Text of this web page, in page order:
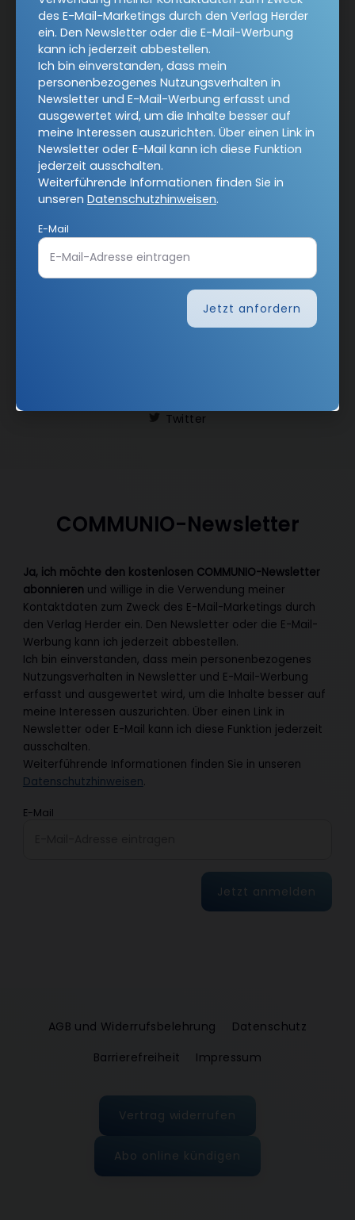
Angebote: RSS-Feeds
Verlag:
Theologie & Pastoral
Religion & Spiritualität
CHRIST IN DER GEGENWART
Herder Korrespondenz
einfach leben
Stimmen der Zeit
Gottesdienst
Ideenwerkstatt Gottesdienste
Anzeiger für die Seelsorge
Forum Weltkirche
Gemeinsam Glauben
Bibel lesen
kunst und kirche
Römische Quartalschrift
+49 761 2717200
Twitter
COMMUNIO-Newsletter
Ja, ich möchte den kostenlosen COMMUNIO-Newsletter
abonnieren und willige in die Verwendung meiner
Kontaktdaten zum Zweck des E-Mail-Marketings durch
den Verlag Herder ein. Den Newsletter oder die E-Mail-
Werbung kann ich jederzeit abbestellen.
Ich bin einverstanden, dass mein personenbezogenes
Nutzungsverhalten in Newsletter und E-Mail-Werbung
erfasst und ausgewertet wird, um die Inhalte besser auf
meine Interessen auszurichten. Über einen Link in
Newsletter oder E-Mail kann ich diese Funktion jederzeit
ausschalten.
Weiterführende Informationen finden Sie in unseren
Datenschutzhinweisen.
E-Mail
Jetzt anmelden
AGB und Widerrufsbelehrung
Datenschutz
Barrierefreiheit
Impressum
Vertrag widerrufen
Abo online kündigen
des E-Mail-Marketings durch den Verlag Herder
ein. Den Newsletter oder die E-Mail-Werbung
kann ich jederzeit abbestellen.
Ich bin einverstanden, dass mein
personenbezogenes Nutzungsverhalten in
Newsletter und E-Mail-Werbung erfasst und
ausgewertet wird, um die Inhalte besser auf
meine Interessen auszurichten. Über einen Link in
Newsletter oder E-Mail kann ich diese Funktion
jederzeit ausschalten.
Weiterführende Informationen finden Sie in
unseren Datenschutzhinweisen.
E-Mail
Jetzt anfordern